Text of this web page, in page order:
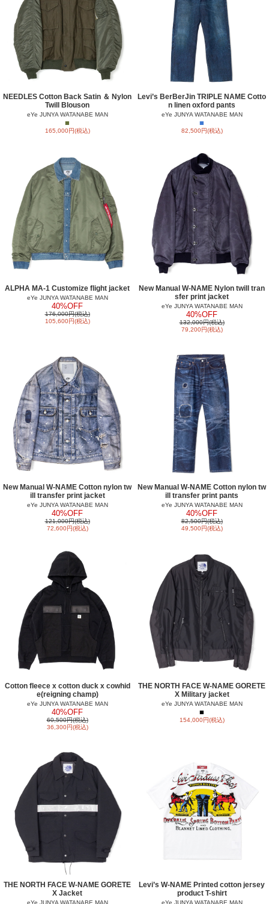
NEEDLES Cotton Back Satin ＆ Nylon
Twill Blouson
eYe JUNYA WATANABE MAN
■
165,000円(税込)
Levi’s BerBerJin TRIPLE NAME Cotto
n linen oxford pants
eYe JUNYA WATANABE MAN
■
82,500円(税込)
ALPHA MA-1 Customize flight jacket
eYe JUNYA WATANABE MAN
40%OFF
176,000円(税込)
105,600円(税込)
New Manual W-NAME Nylon twill tran
sfer print jacket
eYe JUNYA WATANABE MAN
40%OFF
132,000円(税込)
79,200円(税込)
New Manual W-NAME Cotton nylon tw
ill transfer print jacket
eYe JUNYA WATANABE MAN
40%OFF
121,000円(税込)
72,600円(税込)
New Manual W-NAME Cotton nylon tw
ill transfer print pants
eYe JUNYA WATANABE MAN
40%OFF
82,500円(税込)
49,500円(税込)
Cotton fleece x cotton duck x cowhid
e(reigning champ)
eYe JUNYA WATANABE MAN
40%OFF
60,500円(税込)
36,300円(税込)
THE NORTH FACE W-NAME GORETE
X Military jacket
eYe JUNYA WATANABE MAN
■
154,000円(税込)
THE NORTH FACE W-NAME GORETE
X Jacket
eYe JUNYA WATANABE MAN
Levi’s W-NAME Printed cotton jersey
product T-shirt
eYe JUNYA WATANABE MAN